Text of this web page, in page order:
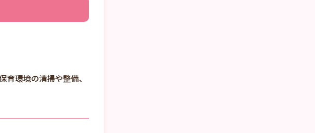
環境の清掃や整備、